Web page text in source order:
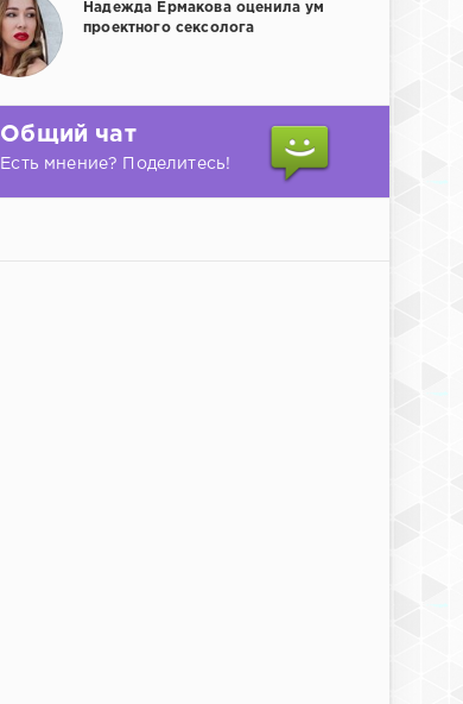
Надежда Ермакова оценила ум
проектного сексолога
Общий чат
Есть мнение? Поделитесь!